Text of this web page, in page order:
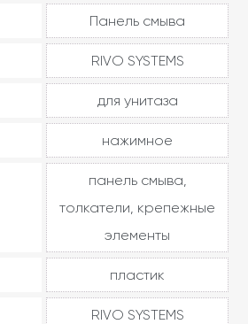
Панель смыва
RIVO SYSTEMS
для унитаза
нажимное
панель смыва,
толкатели, крепежные
элементы
пластик
RIVO SYSTEMS